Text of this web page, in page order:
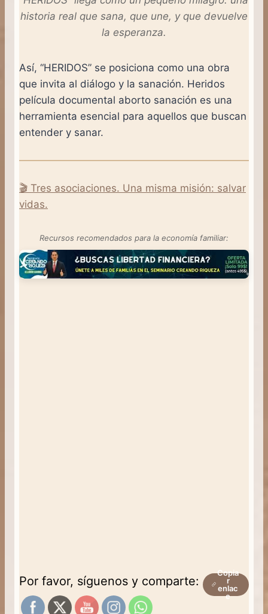
historia real que sana, que une, y que devuelve
la esperanza.
Así, “HERIDOS” se posiciona como una obra
que invita al diálogo y la sanación. Heridos
película documental aborto sanación es una
herramienta esencial para aquellos que buscan
entender y sanar.
🎬 Tres asociaciones. Una misma misión: salvar
vidas.
Recursos recomendados para la economía familiar:
Por favor, síguenos y comparte:
Copia
r
enlac
e